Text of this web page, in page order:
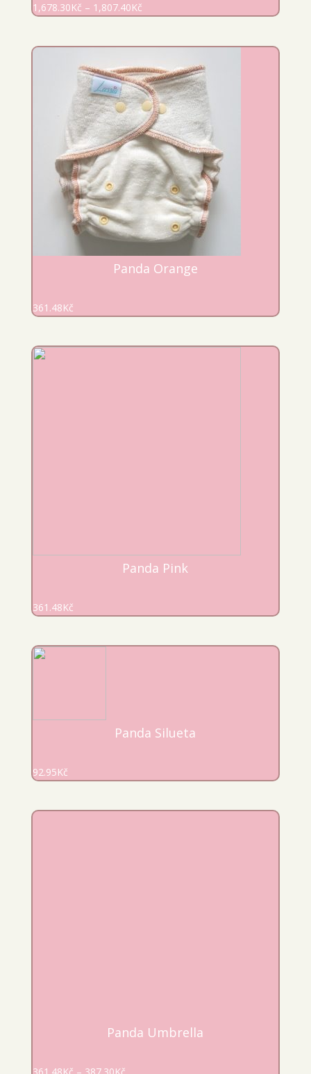
1,678.30Kč – 1,807.40Kč
Panda Orange
361.48Kč
Panda Pink
361.48Kč
Panda Silueta
92.95Kč
Panda Umbrella